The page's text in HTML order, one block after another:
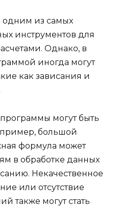
одним из самых
инструментов для
Однако, в
иногда могут
как зависания и
могут быть
большой
формула может
в обработке данных
Некачественное
или отсутствие
также могут стать